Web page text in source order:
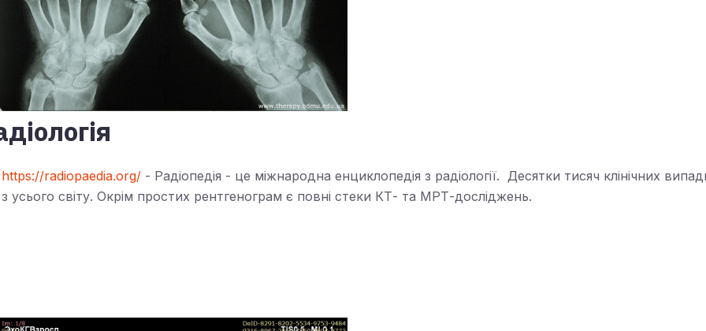
https://radiopaedia.org/ - Радіопедія - це міжнародна енциклопедія з радіології. Десятки тисяч клінічних
з усього світу. Окрім простих рентгенограм є повні стеки КТ- та МРТ-досліджень.